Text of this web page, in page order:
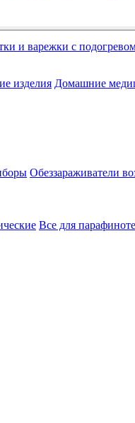
и варежки с
изделия Домашние
Обеззараживатели
Все для